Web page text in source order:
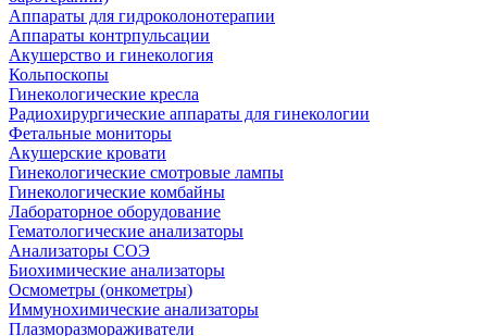
Аппараты для гидроколонотерапии
Аппараты контрпульсации
Акушерство и гинекология
Кольпоскопы
Гинекологические кресла
Радиохирургические аппараты для гинекологии
Фетальные мониторы
Акушерские кровати
Гинекологические смотровые лампы
Гинекологические комбайны
Лабораторное оборудование
Гематологические анализаторы
Анализаторы СОЭ
Биохимические анализаторы
Осмометры (онкометры)
Иммунохимические анализаторы
Плазморазмораживатели